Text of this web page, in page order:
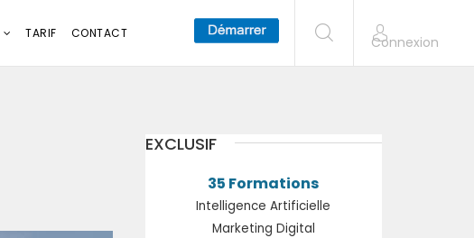
TARIF CONTACT
Connexion
EXCLUSIF
35 Formations
Intelligence Artificielle
Marketing Digital